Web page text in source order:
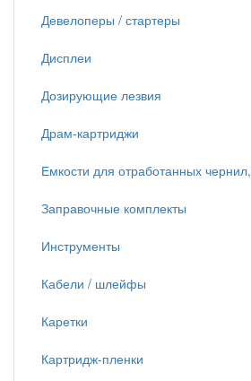
Девелоперы / стартеры
Дисплеи
Дозирующие лезвия
Драм-картриджи
Емкости для отработанных чернил,
Заправочные комплекты
Инструменты
Кабели / шлейфы
Каретки
Картридж-пленки